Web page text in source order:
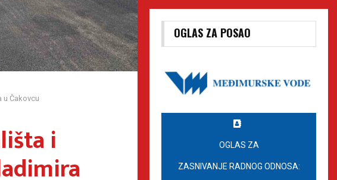
u Čakovcu
i
OGLAS ZA POSAO
OGLAS ZA
ZASNIVANJE RADNOG ODNOSA: